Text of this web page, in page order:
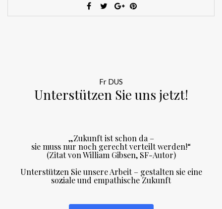
Fr DUS
Unterstützen Sie uns jetzt!
„Zukunft ist schon da –
sie muss nur noch gerecht verteilt werden!“
(Zitat von William Gibsen, SF-Autor)
Unterstützen Sie unsere Arbeit – gestalten sie eine
soziale und empathische Zukunft